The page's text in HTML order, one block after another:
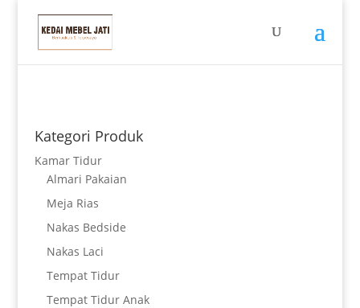
Kategori Produk
Kamar Tidur
Almari Pakaian
Meja Rias
Nakas Bedside
Nakas Laci
Tempat Tidur
Tempat Tidur Anak